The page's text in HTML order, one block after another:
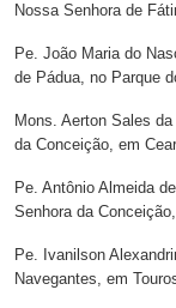
Nossa Senhora de
Pe. João Maria do
de Pádua, no Parque
Mons. Aerton Sales
da Conceição, em
Pe. Antônio Almeida
Senhora da
Pe. Ivanilson
Navegantes, em